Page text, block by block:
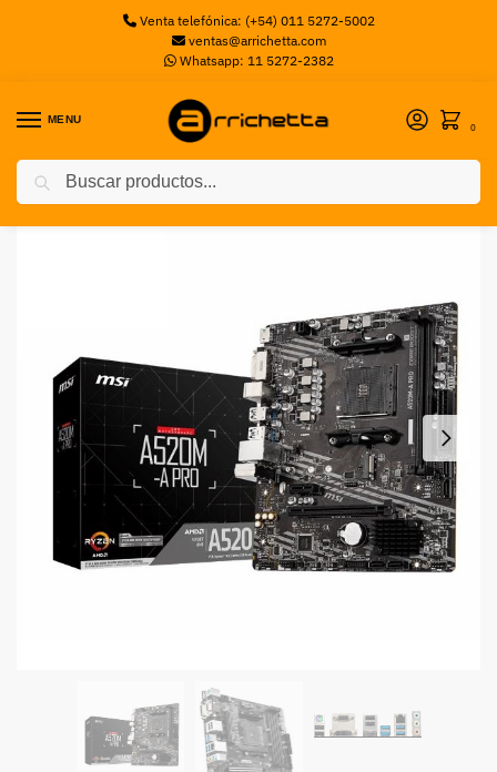
Venta telefónica: (+54) 011 5272-5002
ventas@arrichetta.com
Whatsapp: 11 5272-2382
MENU
0
Inicio Motherboards AMD / Motherboard MSI B450M PRO-VDH Max Box M-ATX AM4